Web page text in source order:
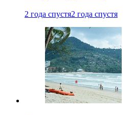
2 года спустя2 года спустя